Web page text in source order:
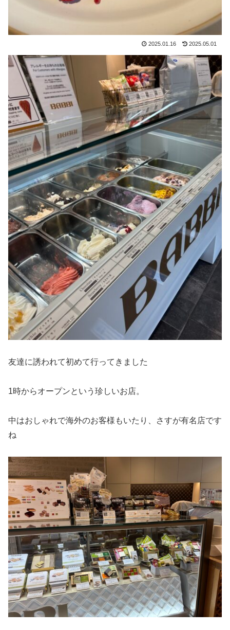
2025.01.16 2025.05.01
友達に誘われて初めて行ってきました
1時からオープンという珍しいお店。
中はおしゃれで海外のお客様もいたり、さすが有名店です
ね